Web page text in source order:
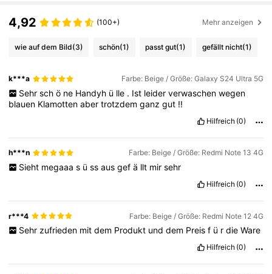
4,92 (100+) Mehr anzeigen
wie auf dem Bild(3) schön(1) passt gut(1) gefällt nicht(1)
k***a Farbe: Beige / Größe: Galaxy S24 Ultra 5G
Sehr sch ö ne Handyh ü lle . Ist leider verwaschen wegen
blauen Klamottenabertrotzdemganzgut !!
Hilfreich (0)
h***n Farbe: Beige / Größe: Redmi Note 13 4G
Sieht megaaa s ü ss aus gef ä llt mir sehr
Hilfreich (0)
r***4 Farbe: Beige / Größe: Redmi Note 12 4G
Sehr zufrieden mit dem Produkt und dem Preis f ü r die Ware
Hilfreich (0)